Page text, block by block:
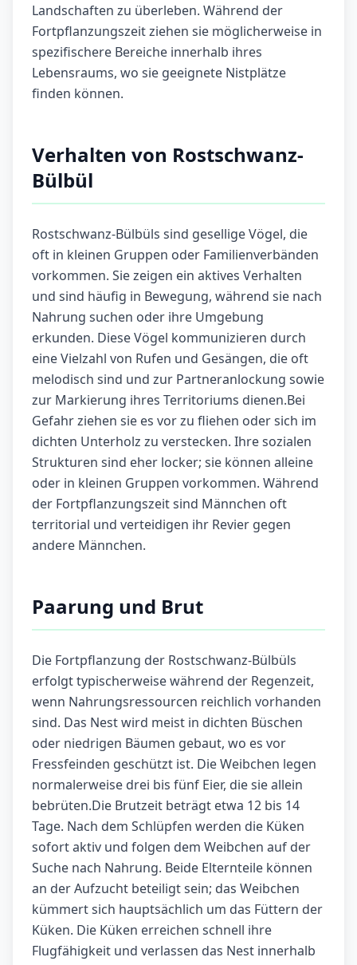
Landschaften zu überleben. Während der
Fortpflanzungszeit ziehen sie möglicherweise in
spezifischere Bereiche innerhalb ihres
Lebensraums, wo sie geeignete Nistplätze
finden können.
Verhalten von Rostschwanz-
Bülbül
Rostschwanz-Bülbüls sind gesellige Vögel, die
oft in kleinen Gruppen oder Familienverbänden
vorkommen. Sie zeigen ein aktives Verhalten
und sind häufig in Bewegung, während sie nach
Nahrung suchen oder ihre Umgebung
erkunden. Diese Vögel kommunizieren durch
eine Vielzahl von Rufen und Gesängen, die oft
melodisch sind und zur Partneranlockung sowie
zur Markierung ihres Territoriums dienen.Bei
Gefahr ziehen sie es vor zu fliehen oder sich im
dichten Unterholz zu verstecken. Ihre sozialen
Strukturen sind eher locker; sie können alleine
oder in kleinen Gruppen vorkommen. Während
der Fortpflanzungszeit sind Männchen oft
territorial und verteidigen ihr Revier gegen
andere Männchen.
Paarung und Brut
Die Fortpflanzung der Rostschwanz-Bülbüls
erfolgt typischerweise während der Regenzeit,
wenn Nahrungsressourcen reichlich vorhanden
sind. Das Nest wird meist in dichten Büschen
oder niedrigen Bäumen gebaut, wo es vor
Fressfeinden geschützt ist. Die Weibchen legen
normalerweise drei bis fünf Eier, die sie allein
bebrüten.Die Brutzeit beträgt etwa 12 bis 14
Tage. Nach dem Schlüpfen werden die Küken
sofort aktiv und folgen dem Weibchen auf der
Suche nach Nahrung. Beide Elternteile können
an der Aufzucht beteiligt sein; das Weibchen
kümmert sich hauptsächlich um das Füttern der
Küken. Die Küken erreichen schnell ihre
Flugfähigkeit und verlassen das Nest innerhalb